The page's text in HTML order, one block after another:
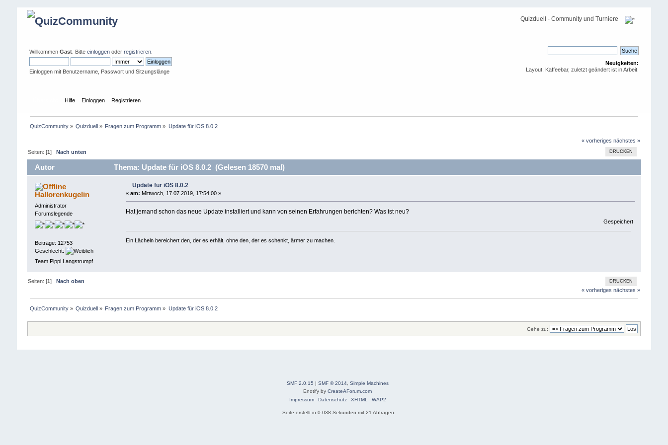
Quizduell - Community und Turniere
Willkommen Gast. Bitte einloggenoder registrieren.
Einloggen mit Benutzername, Passwort und Sitzungslänge
Neuigkeiten:
Layout, Kaffeebar, zuletzt geändert ist in Arbeit.
Hilfe Einloggen Registrieren
QuizCommunity» Quizduell » Fragen zum Programm » Update für iOS 8.0.2
« vorheriges nächstes »
DRUCKEN
Seiten: [1] Nach unten
Autor Thema: Update für iOS 8.0.2 (Gelesen 18570 mal)
Hallorenkugelin
Administrator
Forumslegende
Beiträge: 12753
Geschlecht:
Team Pippi Langstrumpf
Update für iOS 8.0.2
«am: Mittwoch, 17.07.2019, 17:54:00 »
Hat jemand schon das neue Update installiert und kann von seinen Erfahrungen berichten? Was ist neu?
Gespeichert
Ein Lächeln bereichert den, der es erhält, ohne den, der es schenkt, ärmer zu machen.
DRUCKEN
Seiten: [1 ]
Nach oben
« vorheriges nächstes »
QuizCommunity» Quizduell » Fragen zum Programm » Update für iOS 8.0.2
Gehe zu:
SMF 2.0.15 | SMF © 2014, Simple Machines
Enotify byCreateAForum.com
Impressum
Datenschutz XHTML WAP2
Seite erstellt in 0.038 Sekunden mit 21 Abfragen.